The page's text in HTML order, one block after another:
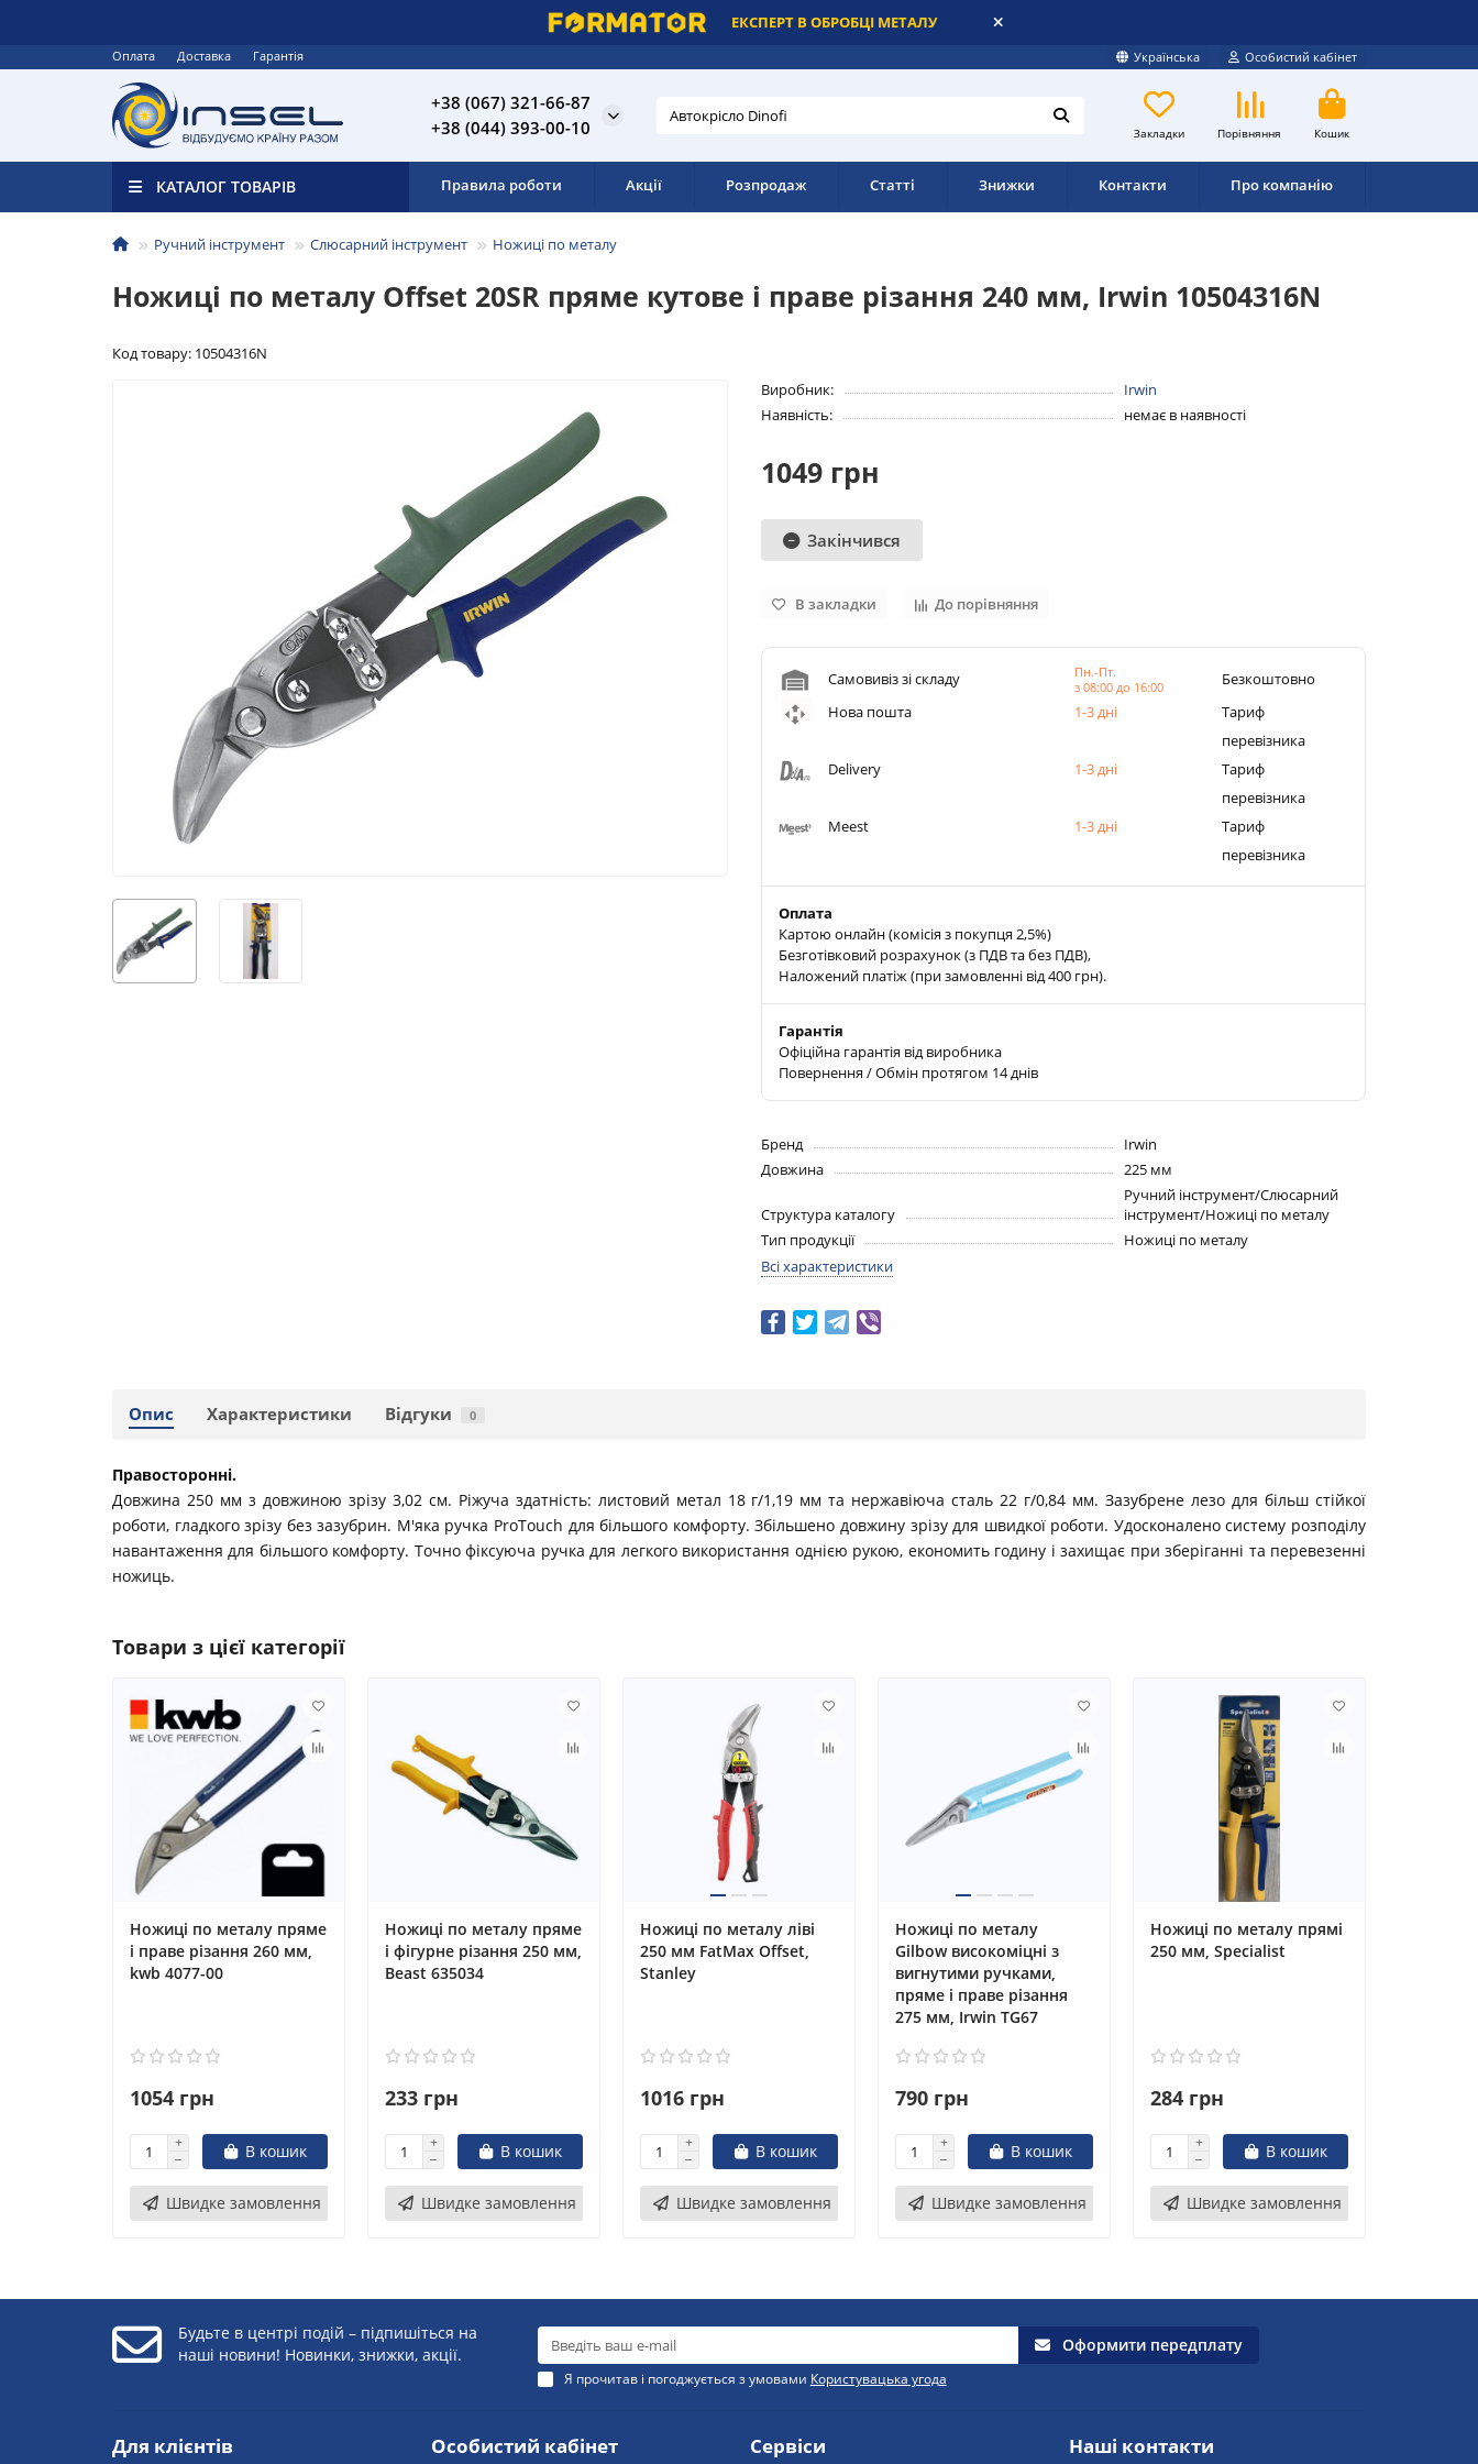
ЕКСПЕРТ В ОБРОБЦІ МЕТАЛУ
Оплата Доставка Гарантія Українська Особистий кабінет
+38 (067) 321-66-87
+38 (044) 393-00-10
Закладки Порівняння Кошик
КАТАЛОГ ТОВАРІВ Правила роботи Акції Розпродаж Статті Знижки Контакти Про компанію
Ручний інструмент Слюсарний інструмент Ножиці по металу
Ножиці по металу Offset 20SR пряме кутове і праве різання 240 мм, Irwin 10504316N
Код товару: 10504316N
Виробник:
Irwin
Наявність:
немає в наявності
1049 грн
Закінчився
В закладки До порівняння
Самовивіз зі складу
Пн.-Пт.
з 08:00 до 16:00
Безкоштовно
Нова пошта
1-3 дні
Тариф
перевізника
Delivery
1-3 дні
Тариф
перевізника
Meest
1-3 дні
Тариф
перевізника
Оплата
Картою онлайн (комісія з покупця 2,5%)
Безготівковий розрахунок (з ПДВ та без ПДВ),
Наложений платіж (при замовленні від 400 грн).
Гарантія
Офіційна гарантія від виробника
Повернення / Обмін протягом 14 днів
Бренд
Irwin
Довжина
225 мм
Структура каталогу
Ручний інструмент/Слюсарний
інструмент/Ножиці по металу
Тип продукції
Ножиці по металу
Всі характеристики
Опис Характеристики Відгуки 0
Правосторонні.
Довжина 250 мм з довжиною зрізу 3,02 см. Ріжуча здатність: листовий метал 18 г/1,19 мм та нержавіюча сталь 22 г/0,84 мм. Зазубрене лезо для більш стійкої
роботи, гладкого зрізу без зазубрин. М'яка ручка ProTouch для більшого комфорту. Збільшено довжину зрізу для швидкої роботи. Удосконалено систему розподілу
навантаження для більшого комфорту. Точно фіксуюча ручка для легкого використання однією рукою, економить годину і захищає при зберіганні та перевезенні
ножиць.
Товари з цієї категорії
Ножиці по металу пряме
і праве різання 260 мм,
kwb 4077-00
1054 грн
В кошик
Швидке замовлення
Ножиці по металу пряме
і фігурне різання 250 мм,
Beast 635034
233 грн
В кошик
Швидке замовлення
Ножиці по металу ліві
250 мм FatMax Offset,
Stanley
1016 грн
В кошик
Швидке замовлення
Ножиці по металу
Gilbow високоміцні з
вигнутими ручками,
пряме і праве різання
275 мм, Irwin TG67
790 грн
В кошик
Швидке замовлення
Ножиці по металу прямі
250 мм, Specialist
284 грн
В кошик
Швидке замовлення
Будьте в центрі подій – підпишіться на
наші новини! Новинки, знижки, акції.
Оформити передплату
Я прочитав і погоджується з умовами Користувацька угода
Для клієнтів Особистий кабінет Сервіси Наші контакти